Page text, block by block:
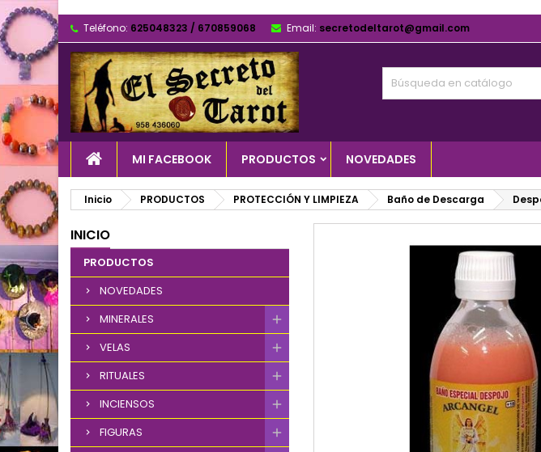
Teléfono: 625048323 / 670859068 Email: secretodeltarot@gmail.com
MI FACEBOOK PRODUCTOS NOVEDADES
Inicio PRODUCTOS PROTECCIÓN Y LIMPIEZA Baño de Descarga
INICIO
PRODUCTOS
NOVEDADES
MINERALES
VELAS
RITUALES
INCIENSOS
FIGURAS